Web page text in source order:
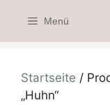
Inhalt
springen
Menü
Startseite /
„Huhn“